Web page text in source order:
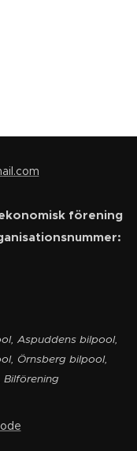
förening
.
Aspuddens bilpool,
Örnsberg bilpool,